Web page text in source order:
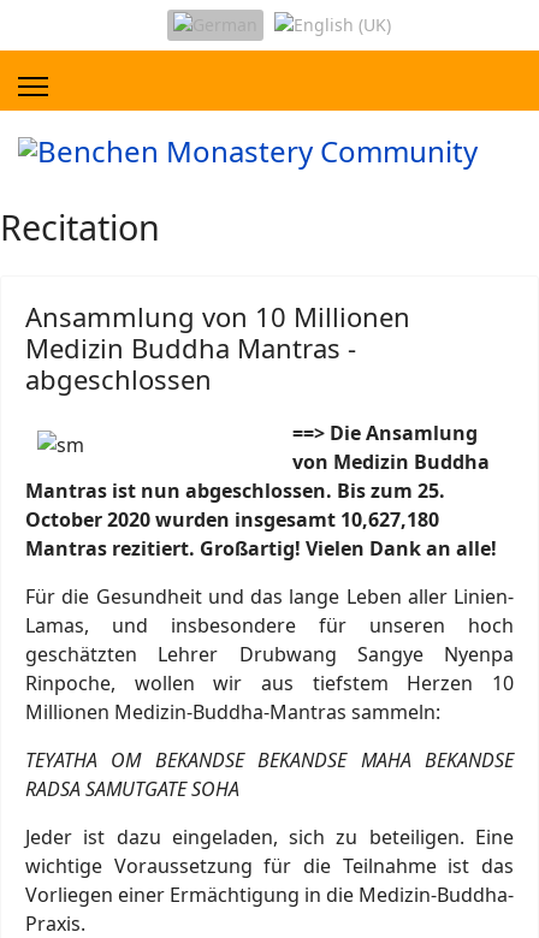
Recitation
Ansammlung von 10 Millionen
Medizin Buddha Mantras -
abgeschlossen
==> Die Ansamlung
von Medizin Buddha
Mantras ist nun abgeschlossen. Bis zum 25.
October 2020 wurden insgesamt 10,627,180
Mantras rezitiert. Großartig! Vielen Dank an alle!
Für die Gesundheit und das lange Leben aller Linien-
Lamas, und insbesondere für unseren hoch
geschätzten Lehrer Drubwang Sangye Nyenpa
Rinpoche, wollen wir aus tiefstem Herzen 10
Millionen Medizin-Buddha-Mantras sammeln:
TEYATHA OM BEKANDSE BEKANDSE MAHA BEKANDSE
RADSA SAMUTGATE SOHA
Jeder ist dazu eingeladen, sich zu beteiligen. Eine
wichtige Voraussetzung für die Teilnahme ist das
Vorliegen einer Ermächtigung in die Medizin-Buddha-
Praxis.